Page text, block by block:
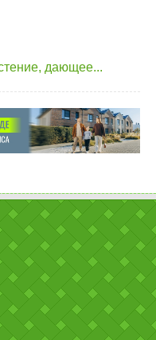
дающее...